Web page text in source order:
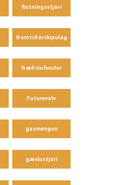
flutningsstjóri
framtíðarskipulag
fræðslufundur
Futurevolv
gasmengun
gæslustjóri